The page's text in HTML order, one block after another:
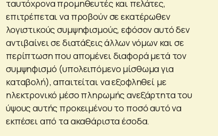
ταυτόχρονα προμηθευτές και πελάτες,
επιτρέπεται να προβούν σε εκατέρωθεν
λογιστικούς συμψηφισμούς, εφόσον αυτό δεν
αντιβαίνει σε διατάξεις άλλων νόμων και σε
περίπτωση που απομένει διαφορά μετά τον
συμψηφισμό (υπολειπόμενο μίσθωμα για
καταβολή), απαιτείται να εξοφληθεί με
ηλεκτρονικό μέσο πληρωμής ανεξάρτητα του
ύψους αυτής προκειμένου το ποσό αυτό να
εκπέσει από τα ακαθάριστα έσοδα.